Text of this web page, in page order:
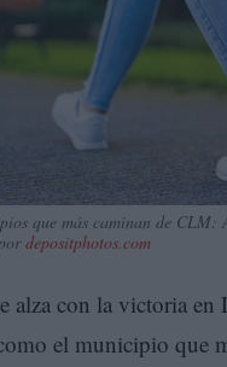
que más caminan de CLM:
depositphotos.com
alza con la victoria en
el municipio que